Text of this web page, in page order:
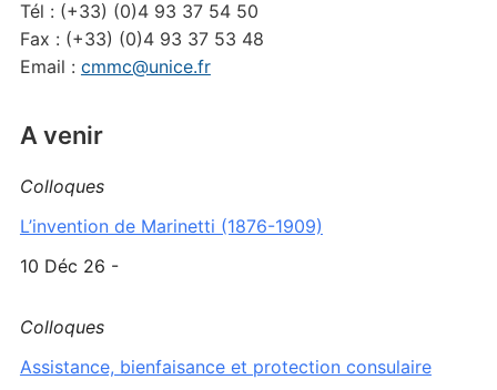
Tél : (+33) (0)4 93 37 54 50
Fax : (+33) (0)4 93 37 53 48
Email : cmmc@unice.fr
A venir
Colloques
L’invention de Marinetti (1876-1909)
10 Déc 26 -
Colloques
Assistance, bienfaisance et protection consulaire